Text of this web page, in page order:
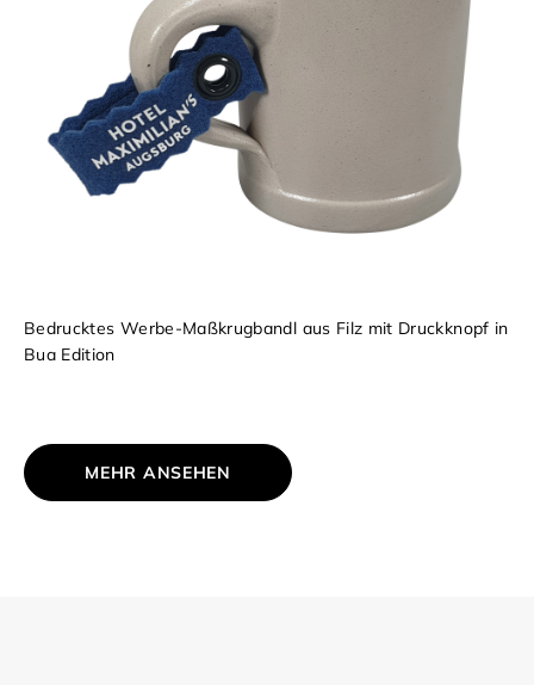
Bedrucktes Werbe-Maßkrugbandl aus Filz mit Druckknopf in
Bua Edition
MEHR ANSEHEN